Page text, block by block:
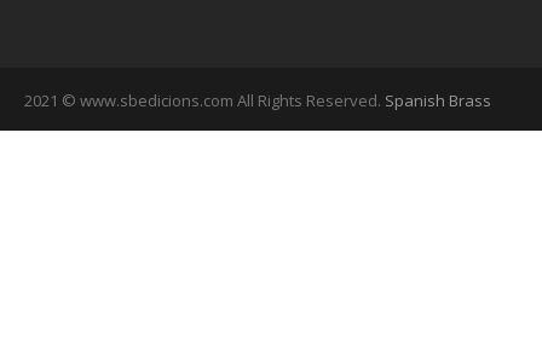
2021 © www.sbedicions.com All Rights Reserved. Spanish Brass